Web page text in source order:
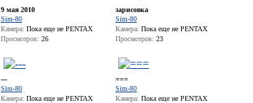
9 мая 2010
Sim-80
Камера: Пока еще не PENTAX
Просмотров: 26
зарисовка
Sim-80
Камера: Пока еще не PENTAX
Просмотров: 23
---
Sim-80
Камера: Пока еще не PENTAX
===
Sim-80
Камера: Пока еще не PENTAX